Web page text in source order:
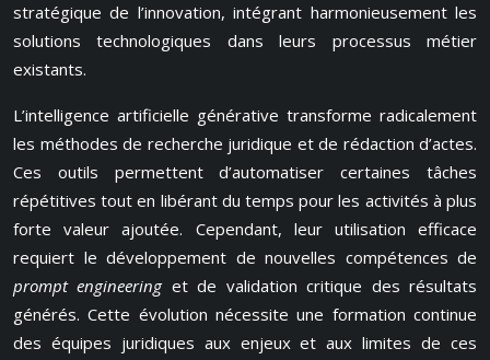
stratégique de l’innovation, intégrant harmonieusement les
solutions technologiques dans leurs processus métier
existants.
L’intelligence artificielle générative transforme radicalement
les méthodes de recherche juridique et de rédaction d’actes.
Ces outils permettent d’automatiser certaines tâches
répétitives tout en libérant du temps pour les activités à plus
forte valeur ajoutée. Cependant, leur utilisation efficace
requiert le développement de nouvelles compétences de
prompt engineeringet de validation critique des résultats
générés. Cette évolution nécessite une formation continue
des équipes juridiques aux enjeux et aux limites de ces